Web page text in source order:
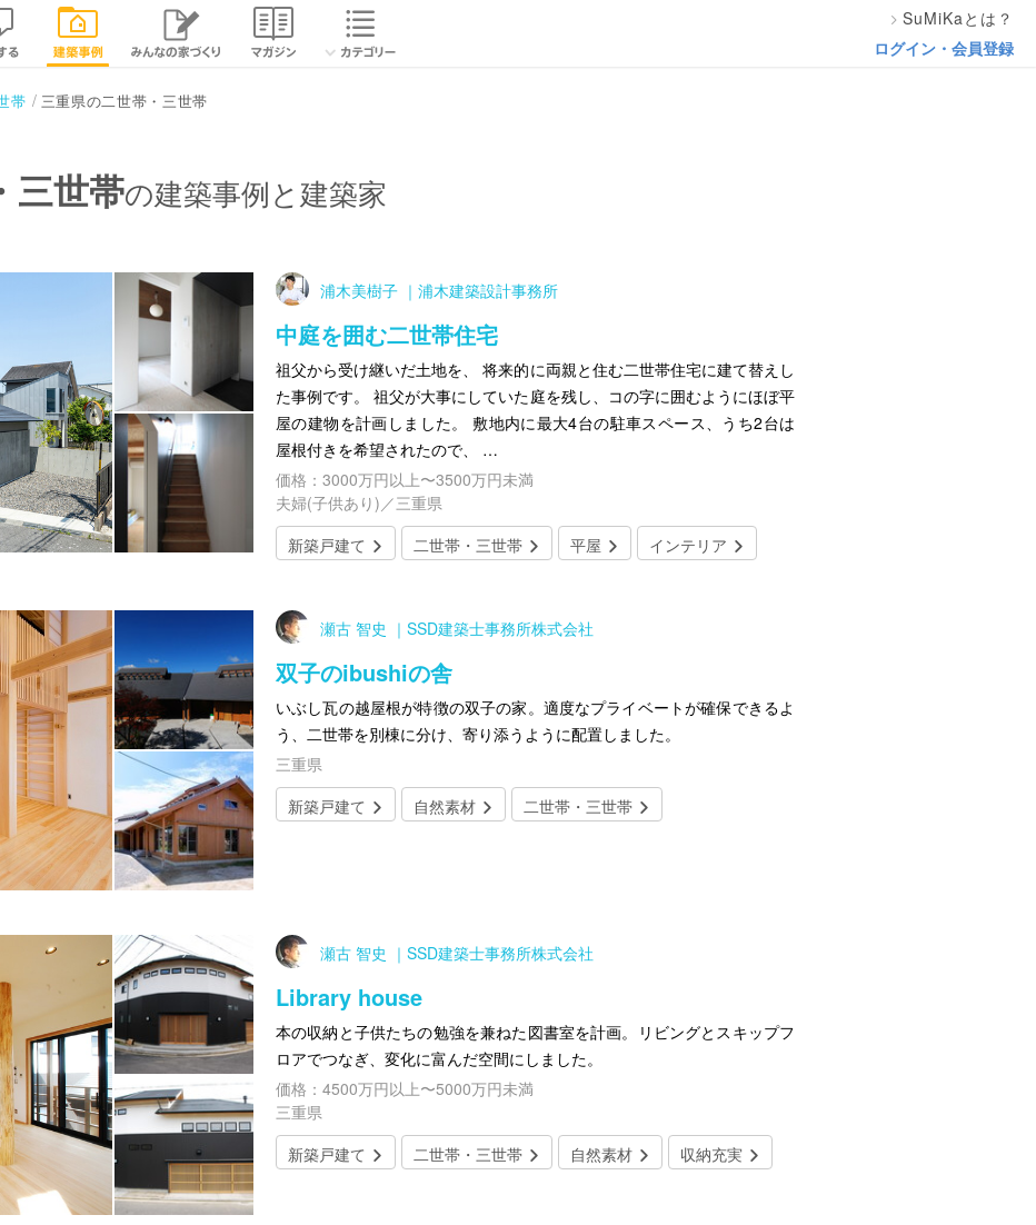
SuMiKaとは？
ログイン・会員登録
帯 三重県の二世帯・三世帯
三世帯の建築事例と建築家
浦木美樹子 ｜浦木建築設計事務所
中庭を囲む二世帯住宅
祖父から受け継いだ土地を、 将来的に両親と住む二世帯住宅に建て替えし
た事例です。 祖父が大事にしていた庭を残し、コの字に囲むようにほぼ平
屋の建物を計画しました。 敷地内に最大4台の駐車スペース、うち2台は
屋根付きを希望されたので、 …
価格：3000万円以上〜3500万円未満
夫婦(子供あり)／三重県
新築戸建て
二世帯・三世帯 平屋 インテリア
瀬古 智史 ｜SSD建築士事務所株式会社
双子のibushiの舎
いぶし瓦の越屋根が特徴の双子の家。適度なプライベートが確保できるよ
う、二世帯を別棟に分け、寄り添うように配置しました。
三重県
新築戸建て
自然素材 二世帯・三世帯
瀬古 智史 ｜SSD建築士事務所株式会社
Library house
本の収納と子供たちの勉強を兼ねた図書室を計画。リビングとスキップフ
ロアでつなぎ、変化に富んだ空間にしました。
価格：4500万円以上〜5000万円未満
三重県
新築戸建て
二世帯・三世帯 自然素材 収納充実